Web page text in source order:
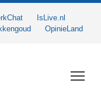
IsLive.nl
OpinieLand